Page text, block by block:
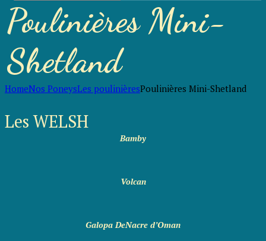
Poulinières Mini-
Shetland
HomeNos PoneysLes poulinièresPoulinières Mini-Shetland
Les WELSH
Bamby
Volcan
Galopa DeNacre d’Oman